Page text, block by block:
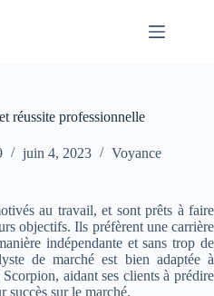
réussite professionnelle
juin 4, 2023 Voyance
au travail, et sont prêts à faire
objectifs. Ils préfèrent une carrière
indépendante et sans trop de
de marché est bien adaptée à
aidant ses clients à prédire
succès sur le marché.